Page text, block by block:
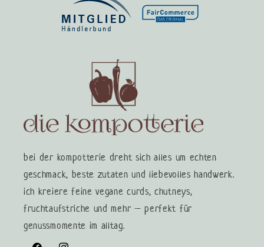
bei der kompotterie dreht sich alles um echten
geschmack, beste zutaten und liebevolles handwerk.
ich kreiere feine vegane curds, chutneys,
fruchtaufstriche und mehr – perfekt für
genussmomente im alltag.